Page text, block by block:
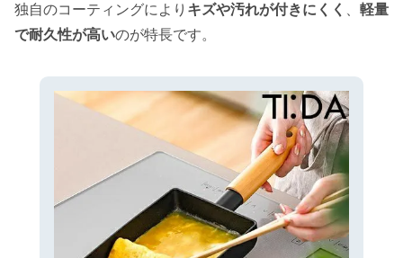
独自のコーティングにより キズや汚れが付きにくく
軽量
で耐久性が高いのが特長です。